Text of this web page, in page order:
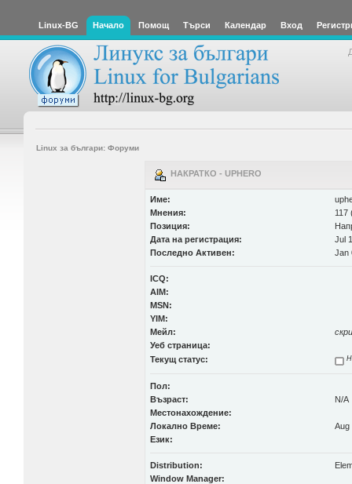
Linux-BG Начало Помощ Търси Календар Вход
Linux за българи: Форуми
НАКРАТКО - UPHERO
Име:
Мнения:
117
Позиция:
Дата на регистрация:
Jul
Последно Активен:
Jan
ICQ:
AIM:
MSN:
YIM:
Мейл:
Уеб страница:
Текущ статус:
Пол:
Възраст:
N/A
Местонахождение:
Локално Време:
Aug
Език:
Distribution:
Window Manager: